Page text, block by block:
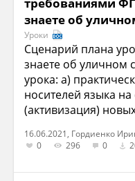
требованиями
знаете об
Уроки
Сценарий плана
знаете об уличном
урока: а)
носителей языка
(активизация)
16.06.2021, Гордиенко
0
296 0